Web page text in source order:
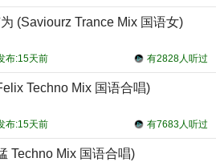
(Saviourz Trance Mix 国语女)
有2828人听过
布:15天前
Techno Mix 国语合唱)
有7683人听过
布:15天前
Techno Mix 国语合唱)